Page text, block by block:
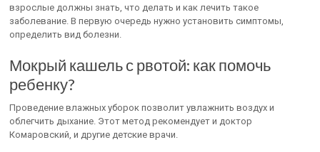
взрослые должны знать, что делать и как лечить такое
заболевание. В первую очередь нужно установить симптомы,
определить вид болезни.
Мокрый кашель с рвотой: как помочь
ребенку?
Проведение влажных уборок позволит увлажнить воздух и
облегчить дыхание. Этот метод рекомендует и доктор
Комаровский, и другие детские врачи.